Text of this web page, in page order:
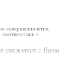
совершеннолетие,
с
свяжется с Вами